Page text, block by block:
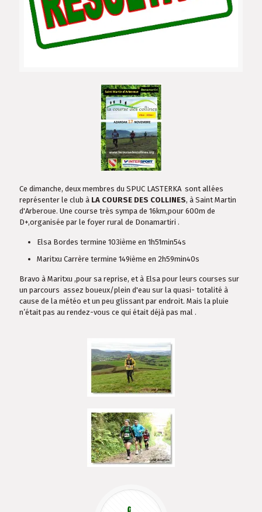
Ce dimanche, deux membres du SPUC LASTERKA sont allées
représenter le club à LA COURSE DES COLLINES, à Saint Martin
d'Arberoue. Une course très sympa de 16km,pour 600m de
D+,organisée par le foyer rural de Donamartiri .
Elsa Bordes termine 103ième en 1h51min54s
Maritxu Carrère termine 149ième en 2h59min40s
Bravo à Maritxu ,pour sa reprise, et à Elsa pour leurs courses sur
un parcours assez boueux/plein d'eau sur la quasi- totalité à
cause de la météo et un peu glissant par endroit. Mais la pluie
n’était pas au rendez-vous ce qui était déjà pas mal .